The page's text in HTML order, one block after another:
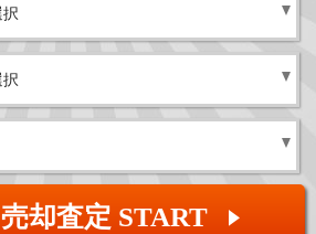
売却査定 START ▲